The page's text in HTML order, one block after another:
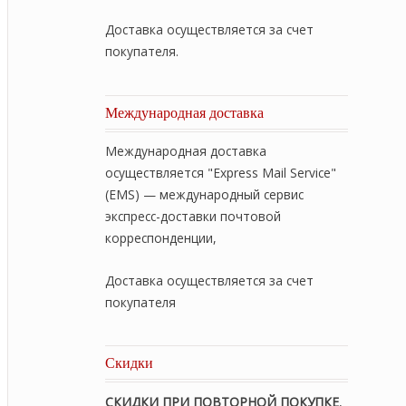
Доставка осуществляется за счет
покупателя.
Международная доставка
Международная доставка
осуществляется "Express Mail Service"
(EMS) — международный сервис
экспресс-доставки почтовой
корреспонденции,
Доставка осуществляется за счет
покупателя
Скидки
СКИДКИ ПРИ ПОВТОРНОЙ ПОКУПКЕ,